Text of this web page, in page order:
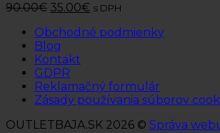
90.00€ 35.00€ s DPH
Obchodné podmienky
Blog
Kontakt
GDPR
Reklamačný formulár
Zásady používania súborov
OUTLETBAJA.SK 2026 © Správa